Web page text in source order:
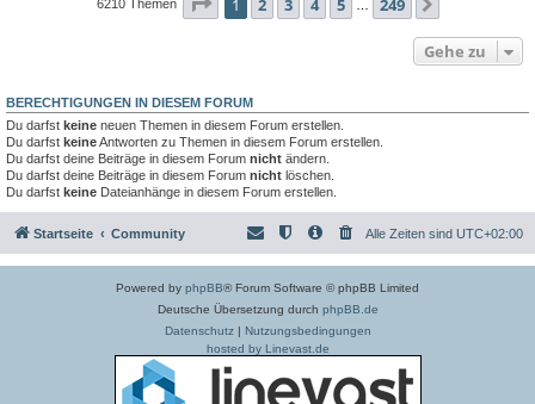
6210 Themen 1 2 3 4 5 249
Gehe zu
BERECHTIGUNGEN IN DIESEM FORUM
Du darfst keine neuen Themen in diesem Forum erstellen.
Du darfst keineAntworten zu Themen in diesem Forum erstellen.
Du darfst deine Beiträge in diesem Forum nicht ändern.
Du darfst deine Beiträge in diesem Forum nicht löschen.
Du darfst keine Dateianhänge in diesem Forum erstellen.
Startseite Community Alle Zeiten sind UTC+02:00
Powered by phpBB® Forum Software © phpBB Limited
Deutsche Übersetzung durch phpBB.de
Datenschutz| Nutzungsbedingungen
hosted by Linevast.de